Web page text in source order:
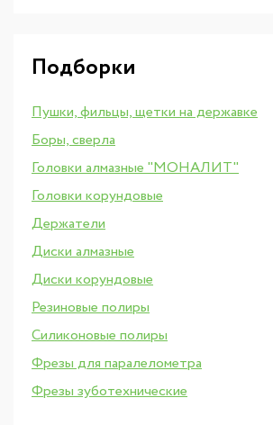
Подборки
Пушки, фильцы, щетки на державке
Боры, сверла
Головки алмазные "МОНАЛИТ"
Головки корундовые
Держатели
Диски алмазные
Диски корундовые
Резиновые полиры
Силиконовые полиры
Фрезы для паралелометра
Фрезы зуботехнические